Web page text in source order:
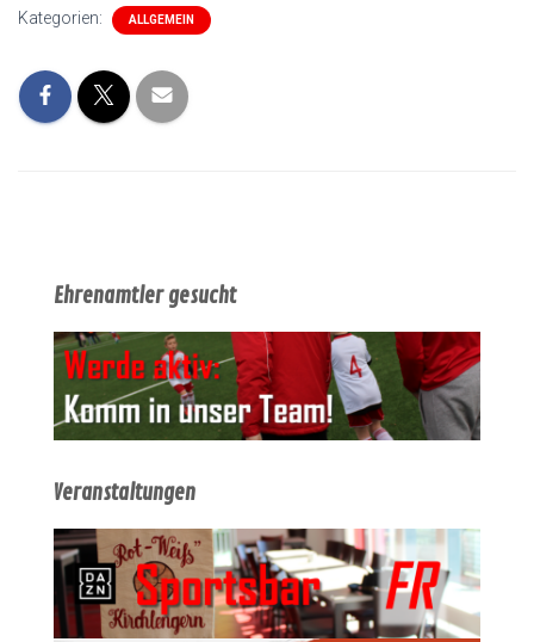
Kategorien: ALLGEMEIN
Ehrenamtler gesucht
Veranstaltungen